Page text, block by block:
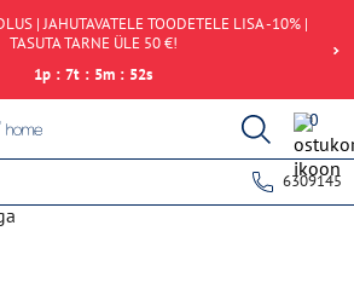
| JAHUTAVATELE TOODETELE LISA -10% |
TASUTA TARNE ÜLE 50 €!
1p : 7t : 5m : 52s
0
6309145